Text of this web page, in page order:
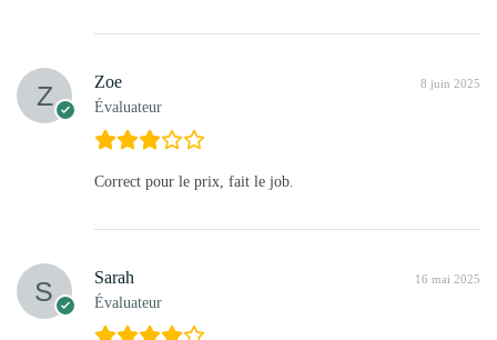
Zoe
Évaluateur
8 juin 2025
Correct pour le prix, fait le job.
Sarah
Évaluateur
16 mai 2025